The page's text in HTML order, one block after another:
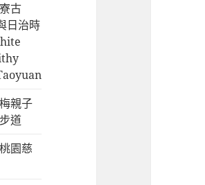
古
日治時
親子
道
園慈